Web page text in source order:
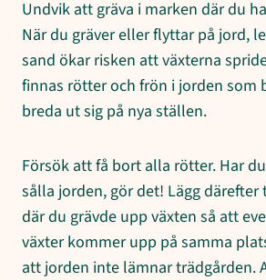
Undvik att gräva i marken där du
När du gräver eller flyttar på jord,
sand ökar risken att växterna
finnas rötter och frön i jorden som
breda ut sig på nya ställen.
Försök att få bort alla rötter. Har
sålla jorden, gör det! Lägg
där du grävde upp växten så att
växter kommer upp på samma
att jorden inte lämnar trädgården.